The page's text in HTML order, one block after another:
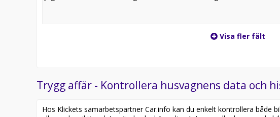
Visa fler fält
Trygg affär - Kontrollera husvagnens data och
Hos Klickets samarbetspartner Car.info kan du enkelt kontrollera både